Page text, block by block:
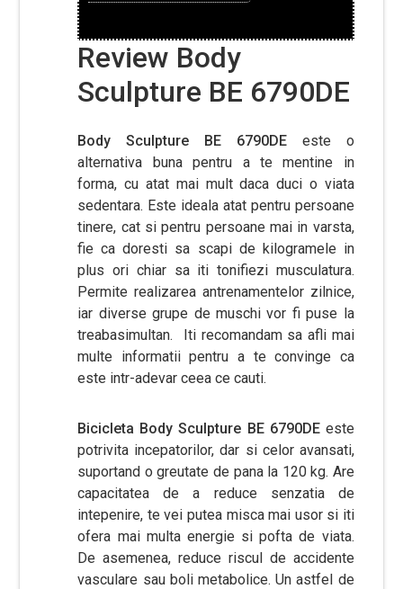
Review Body
Sculpture BE 6790DE
Body Sculpture BE 6790DE este o
alternativa buna pentru a te mentine in
forma, cu atat mai mult daca duci o viata
sedentara. Este ideala atat pentru persoane
tinere, cat si pentru persoane mai in varsta,
fie ca doresti sa scapi de kilogramele in
plus ori chiar sa iti tonifiezi musculatura.
Permite realizarea antrenamentelor zilnice,
iar diverse grupe de muschi vor fi puse la
treabasimultan. Iti recomandam sa afli mai
multe informatii pentru a te convinge ca
este intr-adevar ceea ce cauti.
Bicicleta Body Sculpture BE 6790DEeste
potrivita incepatorilor, dar si celor avansati,
suportand o greutate de pana la 120 kg. Are
capacitatea de a reduce senzatia de
intepenire, te vei putea misca mai usor si iti
ofera mai multa energie si pofta de viata.
De asemenea, reduce riscul de accidente
vasculare sau boli metabolice. Un astfel de